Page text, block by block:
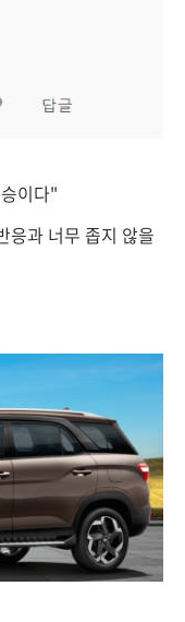
이다"
응과 너무 좁지 않을